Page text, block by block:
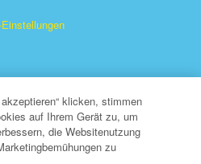
Warenzeichen von The
klicken, stimmen
auf Ihrem Gerät zu, um
die Websitenutzung
zu